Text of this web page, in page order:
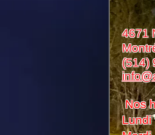
4671
(514)
Nos